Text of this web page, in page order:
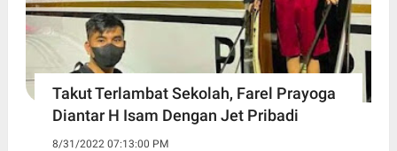
Takut Terlambat Sekolah, Farel Prayoga
Diantar H Isam Dengan Jet Pribadi
8/31/2022 07:13:00 PM